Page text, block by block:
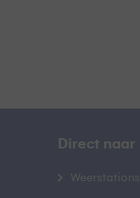
Direct naar
Weerstations